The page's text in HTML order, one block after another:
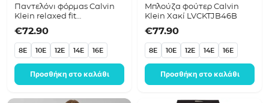
Παντελόνι φόρμας Calvin
Klein relaxed fit
€72.90
8E 10E 12E 14E 16E
Προσθήκη στο καλάθι
Μπλούζα φούτερ Calvin
Klein Χακί LVCKTJB46B
€77.90
8E 10E 12E 14E 16E
Προσθήκη στο καλάθι